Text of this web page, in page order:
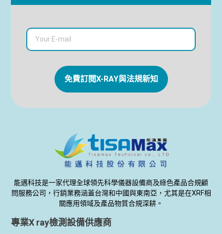
免費訂閱X-RAY與法規新知
能邁科技是一家代理全球領先科學儀器設備商及綠色產品合規顧
問服務公司，行銷業務涵蓋台灣和中國與東南亞，尤其是在XRF相
關應用領域及產品物質合規深耕。
專業X ray檢測設備供應商